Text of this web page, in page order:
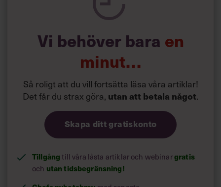
Man kan ju tycka att de har ett väldigt stort behov av
Vi har på flera olika sätt försökt att få slut på detta. Vi har
kastat ut alla stolar, vi har visat på att detta kostar
företaget en årslön. De har även själva kommit med olika
tillbaka i samma spår igen.
Vi behöver bara en
minut…
Så roligt att du vill fortsätta läsa våra artiklar!
Det får du strax göra, utan att betala något.
Skapa ditt gratiskonto
Tillgångtill våra låsta artiklar och webinargratis
och utan tidsbegränsning!